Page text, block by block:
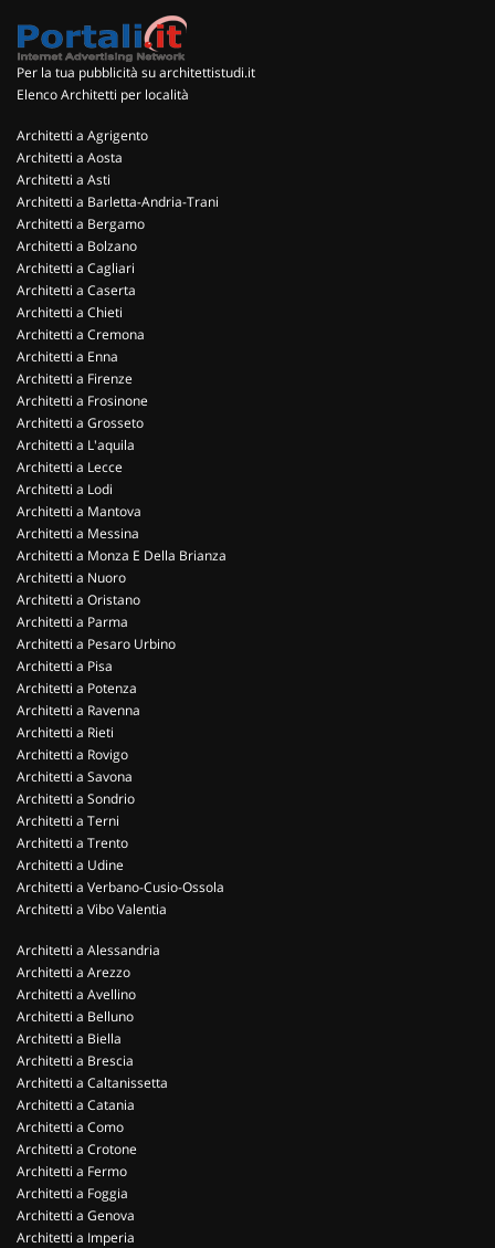
Per la tua pubblicità su architettistudi.it
Elenco Architetti per località
Architetti a Agrigento
Architetti a Aosta
Architetti a Asti
Architetti a Barletta-Andria-Trani
Architetti a Bergamo
Architetti a Bolzano
Architetti a Cagliari
Architetti a Caserta
Architetti a Chieti
Architetti a Cremona
Architetti a Enna
Architetti a Firenze
Architetti a Frosinone
Architetti a Grosseto
Architetti a L'aquila
Architetti a Lecce
Architetti a Lodi
Architetti a Mantova
Architetti a Messina
Architetti a Monza E Della Brianza
Architetti a Nuoro
Architetti a Oristano
Architetti a Parma
Architetti a Pesaro Urbino
Architetti a Pisa
Architetti a Potenza
Architetti a Ravenna
Architetti a Rieti
Architetti a Rovigo
Architetti a Savona
Architetti a Sondrio
Architetti a Terni
Architetti a Trento
Architetti a Udine
Architetti a Verbano-Cusio-Ossola
Architetti a Vibo Valentia
Architetti a Alessandria
Architetti a Arezzo
Architetti a Avellino
Architetti a Belluno
Architetti a Biella
Architetti a Brescia
Architetti a Caltanissetta
Architetti a Catania
Architetti a Como
Architetti a Crotone
Architetti a Fermo
Architetti a Foggia
Architetti a Genova
Architetti a Imperia